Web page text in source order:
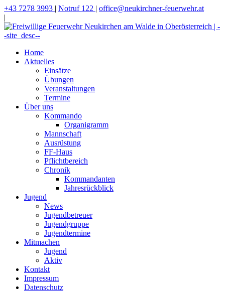
+43 7278 3993 | Notruf 122 | office@neukirchner-feuerwehr.at
|
Home
Aktuelles
Einsätze
Übungen
Veranstaltungen
Termine
Über uns
Kommando
Organigramm
Mannschaft
Ausrüstung
FF-Haus
Pflichtbereich
Chronik
Kommandanten
Jahresrückblick
Jugend
News
Jugendbetreuer
Jugendgruppe
Jugendtermine
Mitmachen
Jugend
Aktiv
Kontakt
Impressum
Datenschutz